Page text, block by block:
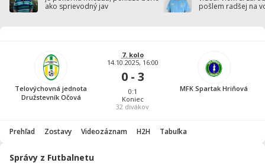
ako sprievodný jav
pošlem radšej na
Telovýchovná jednota
Družstevník Očová
7. kolo
14.10.2025, 16:00
0 - 3
0:1
Koniec
32 divákov
MFK Spartak Hriňová
Prehľad Zostavy Videozáznam H2H Tabuľka
Správy z Futbalnetu